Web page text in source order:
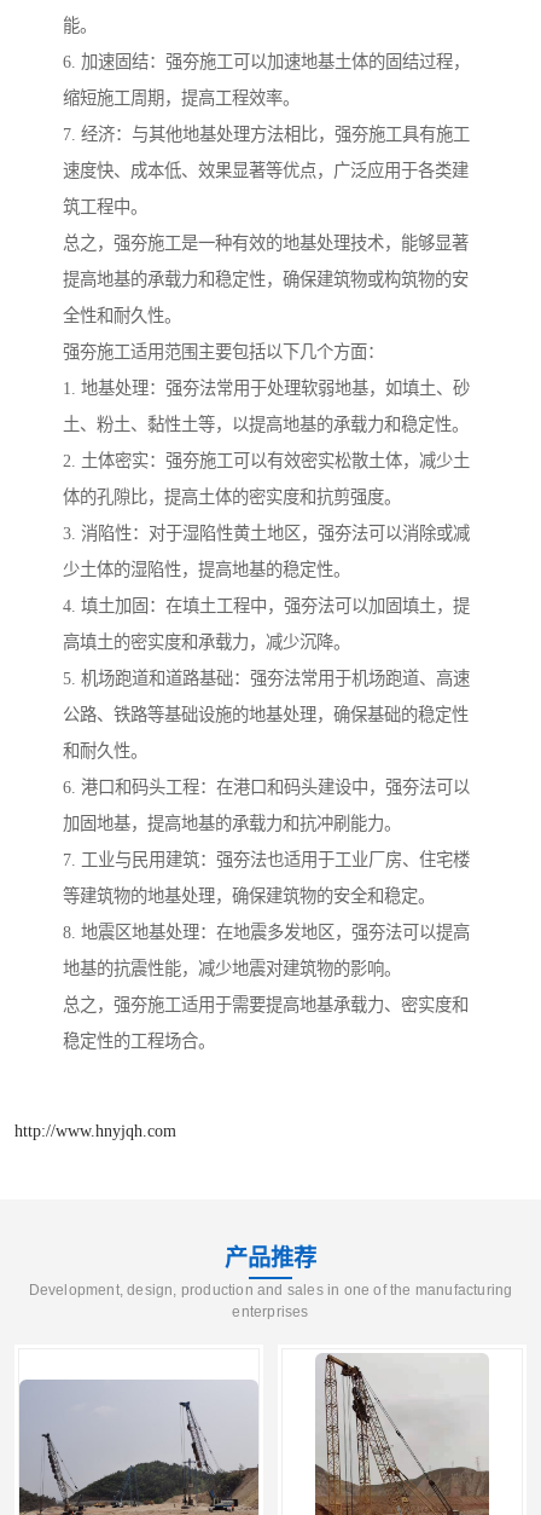
能。
6. 加速固结：强夯施工可以加速地基土体的固结过程，
缩短施工周期，提高工程效率。
7. 经济：与其他地基处理方法相比，强夯施工具有施工
速度快、成本低、效果显著等优点，广泛应用于各类建
筑工程中。
总之，强夯施工是一种有效的地基处理技术，能够显著
提高地基的承载力和稳定性，确保建筑物或构筑物的安
全性和耐久性。
强夯施工适用范围主要包括以下几个方面：
1. 地基处理：强夯法常用于处理软弱地基，如填土、砂
土、粉土、黏性土等，以提高地基的承载力和稳定性。
2. 土体密实：强夯施工可以有效密实松散土体，减少土
体的孔隙比，提高土体的密实度和抗剪强度。
3. 消陷性：对于湿陷性黄土地区，强夯法可以消除或减
少土体的湿陷性，提高地基的稳定性。
4. 填土加固：在填土工程中，强夯法可以加固填土，提
高填土的密实度和承载力，减少沉降。
5. 机场跑道和道路基础：强夯法常用于机场跑道、高速
公路、铁路等基础设施的地基处理，确保基础的稳定性
和耐久性。
6. 港口和码头工程：在港口和码头建设中，强夯法可以
加固地基，提高地基的承载力和抗冲刷能力。
7. 工业与民用建筑：强夯法也适用于工业厂房、住宅楼
等建筑物的地基处理，确保建筑物的安全和稳定。
8. 地震区地基处理：在地震多发地区，强夯法可以提高
地基的抗震性能，减少地震对建筑物的影响。
总之，强夯施工适用于需要提高地基承载力、密实度和
稳定性的工程场合。
http://www.hnyjqh.com
产品推荐
Development, design, production and sales in one of the manufacturing
enterprises